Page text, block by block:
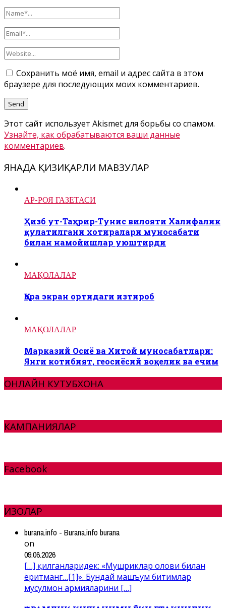
Сохранить моё имя, email и адрес сайта в этом
браузере для последующих моих комментариев.
Этот сайт использует Akismet для борьбы со спамом.
Узнайте, как обрабатываются ваши данные
комментариев.
ЯНАДА ҚИЗИҚАРЛИ МАВЗУЛАР
АР-РОЯ ГАЗЕТАСИ
Ҳизб ут-Таҳрир-Тунис вилояти Халифалик
қулатилгани хотиралари муносабати
билан намойишлар уюштирди
МАҚОЛАЛАР
​Қора экран ортидаги изтироб
МАҚОЛАЛАР
Марказий Осиё ва Хитой муносабатлари:
Янги котибият, геосиёсий воқелик ва ечим
ОНЛАЙН КУТУБХОНА
КАМПАНИЯЛАР
Facebook
ИЗОҲЛАР
burana.info - Burana.info burana
on
09.06.2026
[…] қилганларидек: «Мушриклар олови билан
ёритманг…[1]». Бундай машъум битимлар
мусулмон армияларини […]